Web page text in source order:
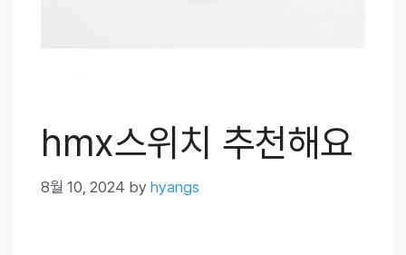
hmx스위치 추천해요
8월 10, 2024 by hyangs